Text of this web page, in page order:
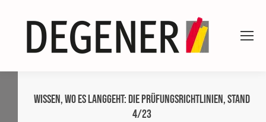
Wissen, wo es langgeht: Die Prüfungsrichtlinien, Stand
4/23